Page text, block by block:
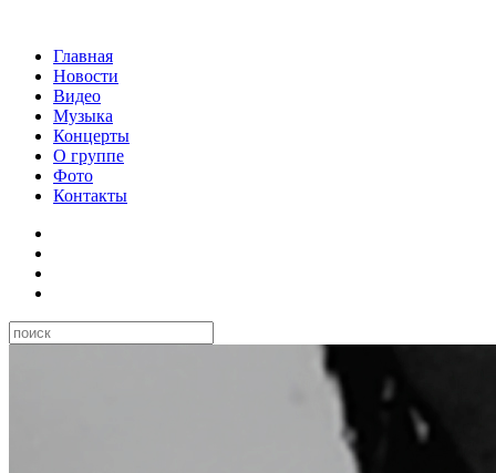
Главная
Новости
Видео
Музыка
Концерты
О группе
Фото
Контакты